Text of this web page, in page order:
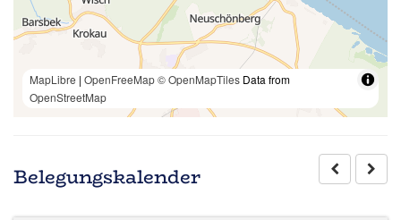
MapLibre | OpenFreeMap© OpenMapTiles Data from
OpenStreetMap
Belegungskalender